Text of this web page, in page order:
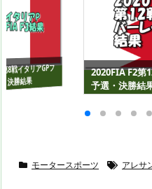
8戦イタリアGPフ
決勝結果
2020FIA F2第
予選・決勝結
モータースポーツ アレサ